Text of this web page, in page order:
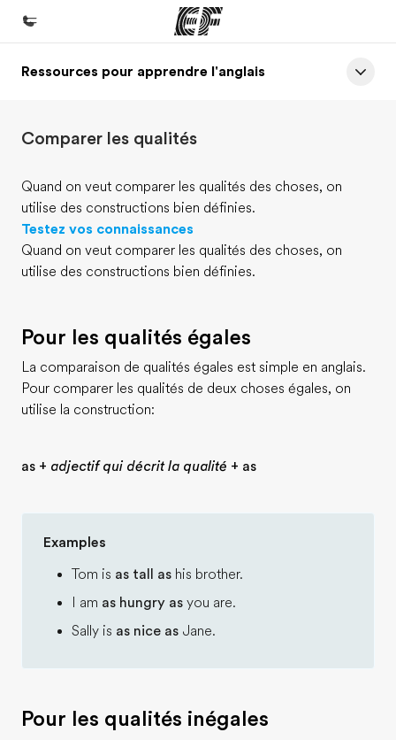
Accueil
Programmes
Bureaux
A propos de nous
EF recrute
Rejoignez nos équipes
Ressources pour apprendre l'anglais
Comparer les qualités
Quand on veut comparer les qualités des choses, on
utilise des constructions bien définies.
Testez vos connaissances
Quand on veut comparer les qualités des choses, on
utilise des constructions bien définies.
Pour les qualités égales
La comparaison de qualités égales est simple en anglais.
Pour comparer les qualités de deux choses égales, on
utilise la construction:
as + adjectif qui décrit la qualité + as
Examples
Tom is as tall as his brother.
I am as hungry as you are.
Sally is as nice as Jane.
Pour les qualités inégales